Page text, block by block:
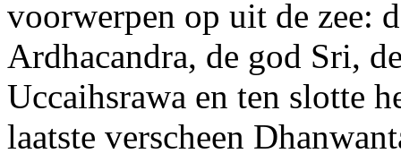
voorwerpen op uit de zee:
Ardhacandra, de god Sri,
Uccaihsrawa en ten slotte
laatste verscheen